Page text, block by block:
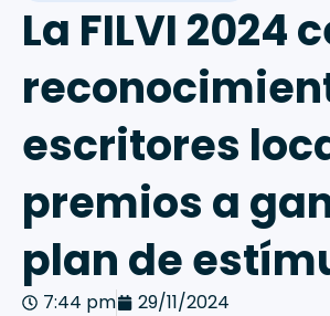
La FILVI 2024
escritores
premios a
plan de
7:44 pm 29/11/2024